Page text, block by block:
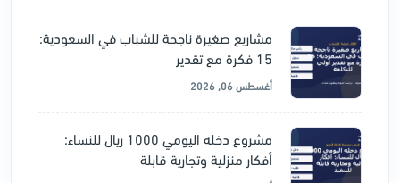
مشاريع صغيرة ناجحة للشباب في السعودية:
15 فكرة مع تقدير
أغسطس 06, 2026
مشروع دخله اليومي 1000 ريال للنساء:
أفكار منزلية وتجارية قابلة